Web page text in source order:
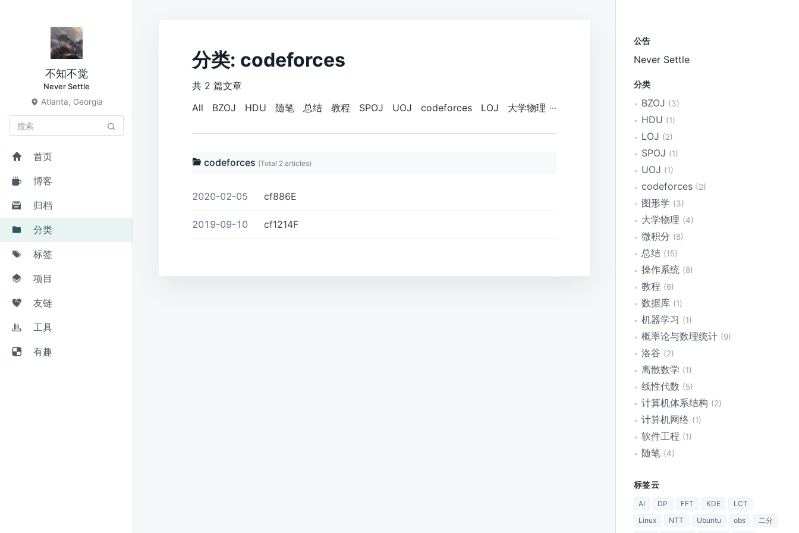
不知不觉
Never Settle
Atlanta, Georgia
首页
博客
归档
分类
标签
项目
友链
工具
有趣
公告
Never Settle
分类
BZOJ 3
HDU 1
LOJ 2
SPOJ 1
UOJ 1
codeforces 2
图形学 3
大学物理 4
微积分 8
总结 15
操作系统 8
教程 6
数据库 1
机器学习 1
概率论与数理统计 9
洛谷 2
离散数学 1
线性代数 5
计算机体系结构 2
计算机网络 1
软件工程 1
随笔 4
标签云
AI DP FFT KDE
LCT
Linux
NTT Ubuntu obs
二分
分类: codeforces
共 2 篇文章
All
BZOJ HDU 随笔 总结 教程 SPOJ UOJ codeforces LOJ 大学物理
codeforces (Total 2 articles)
2020-02-05 cf886E
2019-09-10 cf1214F